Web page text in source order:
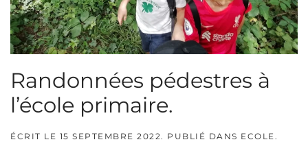
Randonnées pédestres à
l’école primaire.
ÉCRIT LE 15 SEPTEMBRE 2022 . PUBLIÉ DANS ECOLE .